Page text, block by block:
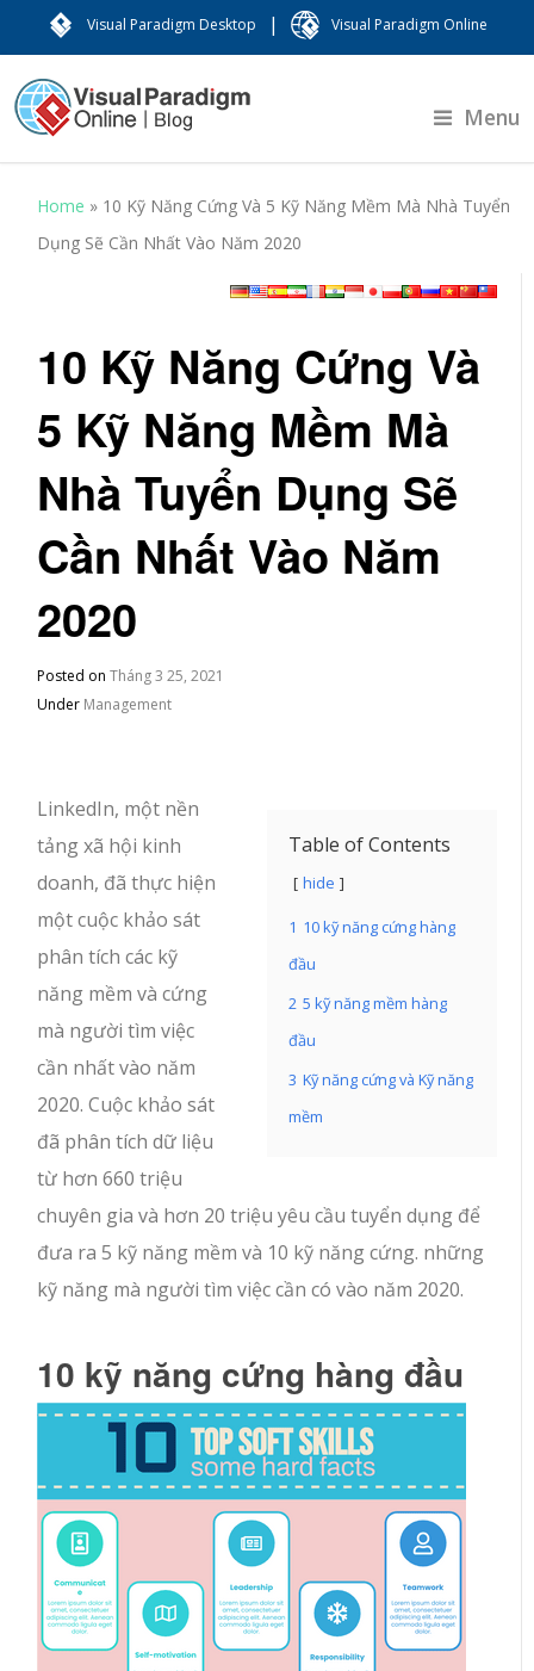
Visual Paradigm Desktop | Visual Paradigm Online
Menu
Home » 10 Kỹ Năng Cứng Và 5 Kỹ Năng Mềm Mà Nhà Tuyển
Dụng Sẽ Cần Nhất Vào Năm 2020
10 Kỹ Năng Cứng Và
5 Kỹ Năng Mềm Mà
Nhà Tuyển Dụng Sẽ
Cần Nhất Vào Năm
2020
Posted onTháng 3 25, 2021
Under Management
Table of Contents
hide
1 10 kỹ năng cứng hàng
đầu
2 5 kỹ năng mềm hàng
đầu
3 Kỹ năng cứng và Kỹ năng
mềm
LinkedIn, một nền
tảng xã hội kinh
doanh, đã thực hiện
một cuộc khảo sát
phân tích các kỹ
năng mềm và cứng
mà người tìm việc
cần nhất vào năm
2020. Cuộc khảo sát
đã phân tích dữ liệu
từ hơn 660 triệu
chuyên gia và hơn 20 triệu yêu cầu tuyển dụng để
đưa ra 5 kỹ năng mềm và 10 kỹ năng cứng. những
kỹ năng mà người tìm việc cần có vào năm 2020.
10 kỹ năng cứng hàng đầu